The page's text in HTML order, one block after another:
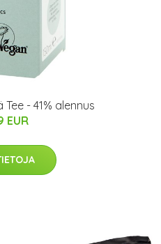
- 41% alennus
EUR